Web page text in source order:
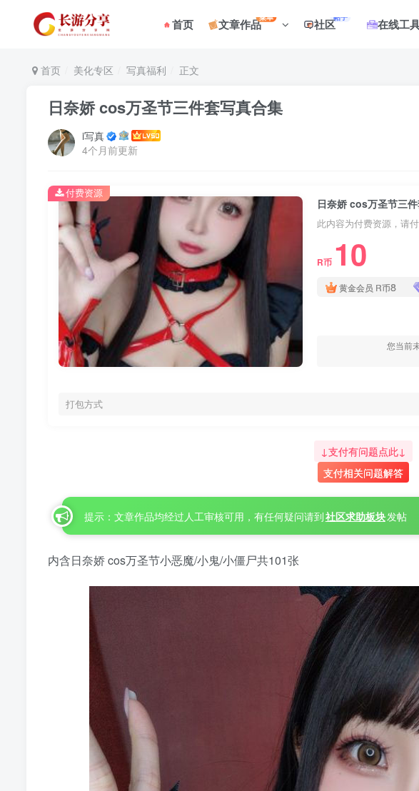
首页 文章作品菜单 社区帖子 在线工
首页 美化专区 写真福利 正文
日奈娇 cos万圣节三件套写真合集
i写真
4个月前更新
日奈娇 cos万圣节三
此内容为付费资源，请
R币 10
黄金会员 R币8
您当前
打包方式
付费资源
↓支付有问题点此↓
支付相关问题解答
提示：文章作品均经过人工审核可用，有任何疑问请到社区求助板块发帖
内含日奈娇 cos万圣节小恶魔/小鬼/小僵尸共101张